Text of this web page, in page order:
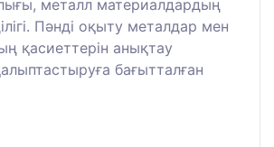
металл материалдардың
Пәнді оқыту металдар мен
қасиеттерін анықтау
бағытталған